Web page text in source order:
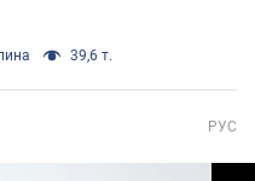
39,6 т.
РУС